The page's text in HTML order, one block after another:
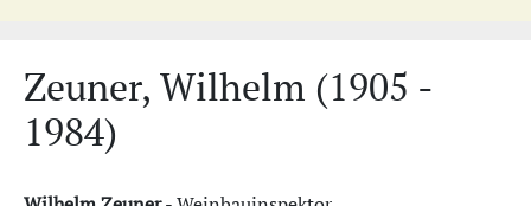
Zeuner, Wilhelm (1905 -
1984)